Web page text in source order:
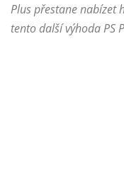
Plus přestane nabízet
tento další výhoda PS